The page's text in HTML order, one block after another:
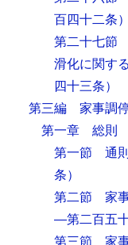
百四十二条）
第二十七節
滑化に関す
四十三条）
第三編 家事調
第一章 総則
第一節 通
条）
第二節 家
―第二百五十
第三節 家